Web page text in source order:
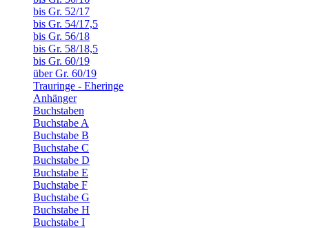
bis Gr. 52/17
bis Gr. 54/17,5
bis Gr. 56/18
bis Gr. 58/18,5
bis Gr. 60/19
über Gr. 60/19
Trauringe - Eheringe
Anhänger
Buchstaben
Buchstabe A
Buchstabe B
Buchstabe C
Buchstabe D
Buchstabe E
Buchstabe F
Buchstabe G
Buchstabe H
Buchstabe I